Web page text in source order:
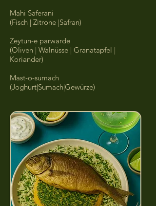
Mahi Saferani
(Fisch | Zitrone |Safran)
Zeytun-e parwarde
(Oliven | Walnüsse | Granatapfel |
Koriander)
Mast-o-sumach
(Joghurt|Sumach|Gewürze)